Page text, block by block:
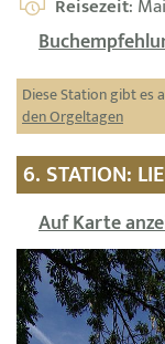
Reisezeit:
Diese Station gibt es
den Orgeltagen
6. STATION:
Auf Karte